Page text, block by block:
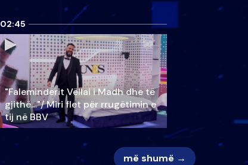
02:45
"Faleminderit Vëllai i Madh dhe të
gjithë…"/ Miri flet për rrugëtimin e
tij në BBV
më shumë →